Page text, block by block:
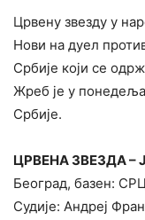
Црвену звезду у
Нови на дуел
Србије који се
Жреб је у
Србије.
ЦРВЕНА ЗВЕЗДА –
Београд, базен:
Судије: Андреј